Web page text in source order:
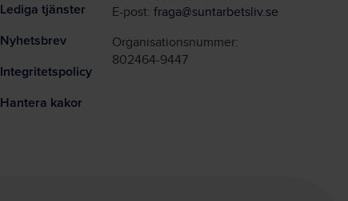
Lediga tjänster
Nyhetsbrev
Integritetspolicy
Hantera kakor
E-post: fraga@suntarbetsliv.se
Organisationsnummer:
802464-9447